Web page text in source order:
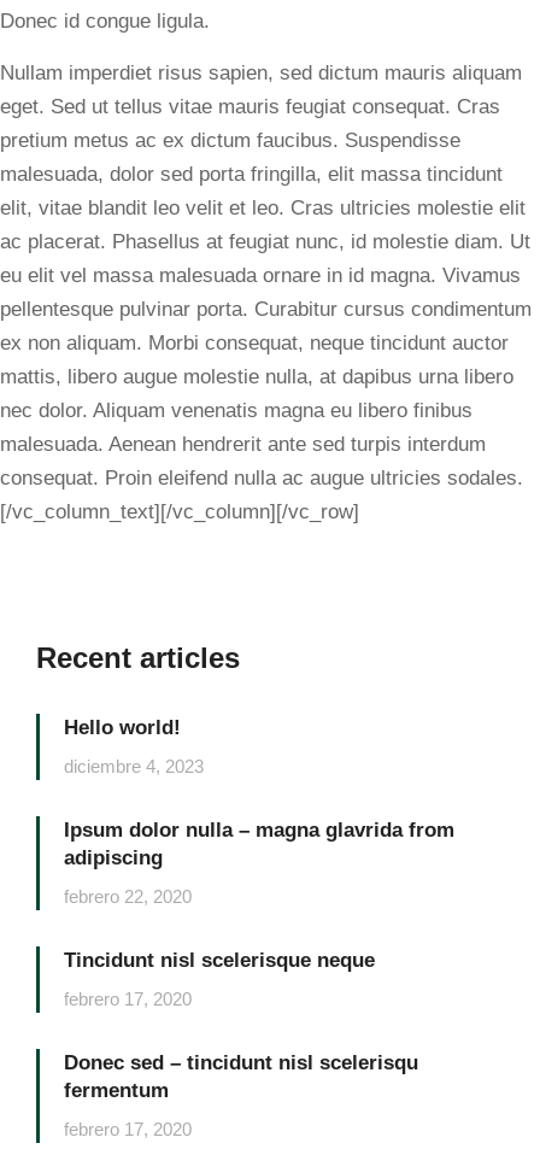
Donec id congue ligula.
Nullam imperdiet risus sapien, sed dictum mauris aliquam
eget. Sed ut tellus vitae mauris feugiat consequat. Cras
pretium metus ac ex dictum faucibus. Suspendisse
malesuada, dolor sed porta fringilla, elit massa tincidunt
elit, vitae blandit leo velit et leo. Cras ultricies molestie elit
ac placerat. Phasellus at feugiat nunc, id molestie diam. Ut
eu elit vel massa malesuada ornare in id magna. Vivamus
pellentesque pulvinar porta. Curabitur cursus condimentum
ex non aliquam. Morbi consequat, neque tincidunt auctor
mattis, libero augue molestie nulla, at dapibus urna libero
nec dolor. Aliquam venenatis magna eu libero finibus
malesuada. Aenean hendrerit ante sed turpis interdum
consequat. Proin eleifend nulla ac augue ultricies sodales.
[/vc_column_text][/vc_column][/vc_row]
Recent articles
Hello world!
diciembre 4, 2023
Ipsum dolor nulla – magna glavrida from
adipiscing
febrero 22, 2020
Tincidunt nisl scelerisque neque
febrero 17, 2020
Donec sed – tincidunt nisl scelerisqu
fermentum
febrero 17, 2020